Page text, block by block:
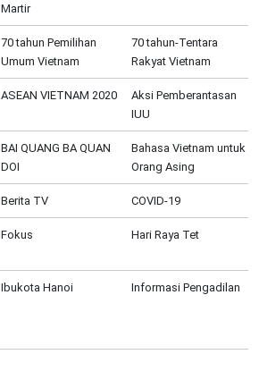
Martir
70 tahun Pemilihan
Umum Vietnam
70 tahun-Tentara
Rakyat Vietnam
ASEAN VIETNAM 2020
Aksi Pemberantasan
IUU
BAI QUANG BA QUAN
DOI
Bahasa Vietnam untuk
Orang Asing
Berita TV COVID-19
Fokus Hari Raya Tet
Ibukota Hanoi Informasi Pengadilan